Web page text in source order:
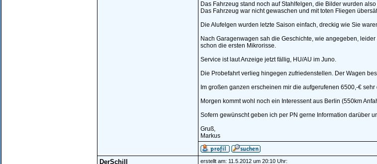
Das Fahrzeug stand noch auf Stahlfelgen, die Bilder wurden
Das Fahrzeug war nicht gewaschen und mit toten Fliegen
Die Alufelgen wurden letzte Saison einfach, dreckig wie Sie
Nach Garagenwagen sah die Geschichte, wie angegeben,
schon die ersten Mikrorisse.
Service ist laut Anzeige jetzt fällig, HU/AU im Juno.
Die Probefahrt verlieg hingegen zufriedenstellen. Der Wagen
Im großen ganzen erscheinen mir die aufgerufenen 6500,-€
Morgen kommt wohl noch ein Interessent aus Berlin (550km
Sofern gewünscht geben ich per PN gerne Information darüber
Gruß,
Markus
DerSchill erstellt am: 11.5.2012 um 20:10 Uhr: